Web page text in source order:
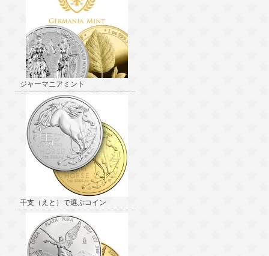
ジャーマニアミント
干支（えと）で選ぶコイン